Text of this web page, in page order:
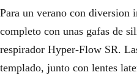
Para un verano con diversion
completo con unas gafas de
respirador Hyper-Flow SR.
templado, junto con lentes